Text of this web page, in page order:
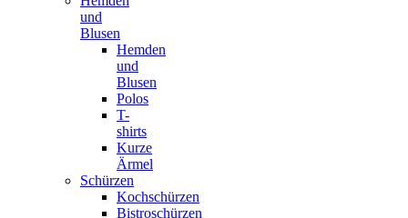
und
Blusen
Hemden
und
Blusen
Polos
T-
shirts
Kurze
Ärmel
Schürzen
Kochschürzen
Bistroschürzen